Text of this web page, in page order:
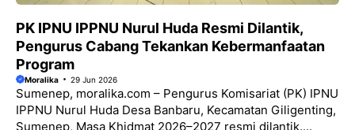
PK IPNU IPPNU Nurul Huda Resmi Dilantik,
Pengurus Cabang Tekankan Kebermanfaatan
Program
Moralika 29 Jun 2026
Sumenep, moralika.com – Pengurus Komisariat (PK) IPNU
IPPNU Nurul Huda Desa Banbaru, Kecamatan Giligenting,
Sumenep, Masa Khidmat 2026–2027 resmi dilantik....